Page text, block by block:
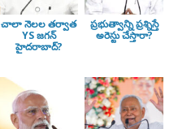
చాలా నెలల తర్వాత
YS జగన్
హైదరాబాద్?
ప్రభుత్వాన్ని ప్రశ్నిస్తే
అరెస్టు చేస్తారా?